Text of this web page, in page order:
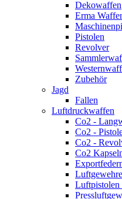
Dekowaffen
Erma
Pistolen
Revolver
Zubehör
Jagd
Fallen
Luftdruckwaffen
Co2 -
Co2 -
Co2 -
Co2
Luftpistolen